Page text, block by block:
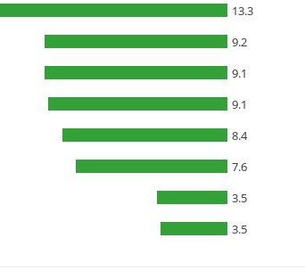
13.3
9.2
9.1
9.1
8.4
7.6
3.5
3.5